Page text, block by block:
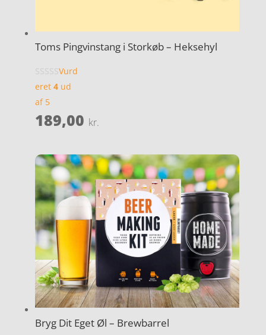
Toms Pingvinstang i Storkøb – Heksehyl
Vurd
eret 4ud
af 5
189,00 kr.
Bryg Dit Eget Øl – Brewbarrel